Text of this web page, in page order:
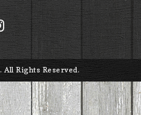
. All Rights Reserved.